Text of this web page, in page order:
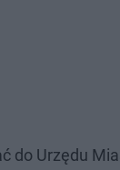
do Urzędu